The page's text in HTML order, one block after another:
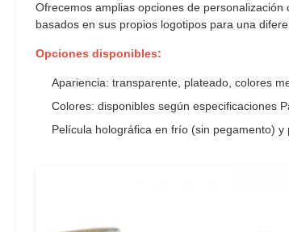
Ofrecemos amplias opciones de
basados en sus propios logotipos para una
Opciones disponibles:
Apariencia: transparente, plateado, colores
Colores: disponibles según especificaciones
Película holográfica en frío (sin pegamento)